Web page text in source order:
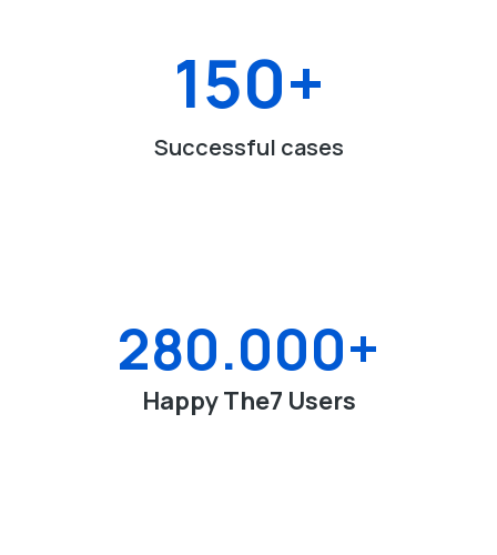
Successful cases
150+
Happy The7 Users
280.000+